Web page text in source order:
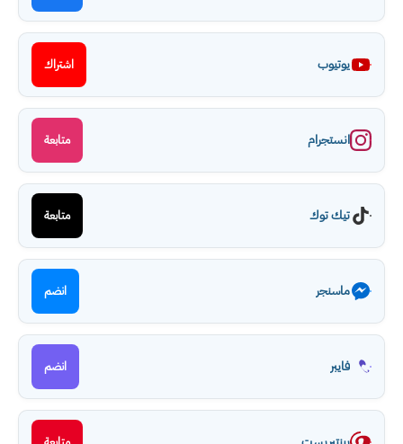
يوتيوب اشتراك
انستجرام متابعة
تيك توك متابعة
ماسنجر انضم
فايبر انضم